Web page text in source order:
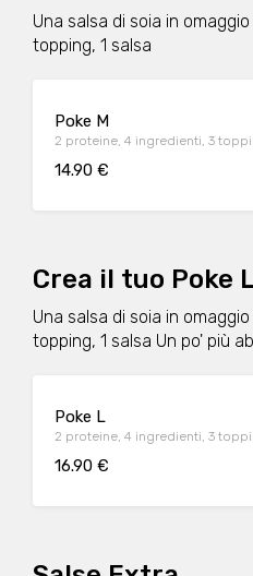
Una salsa di soia in
topping, 1 salsa
Poke M
2 proteine, 4 ingredienti, 3
14.90 €
Crea il tuo Poke
Una salsa di soia in
topping, 1 salsa Un po' più
Poke L
2 proteine, 4 ingredienti, 3
16.90 €